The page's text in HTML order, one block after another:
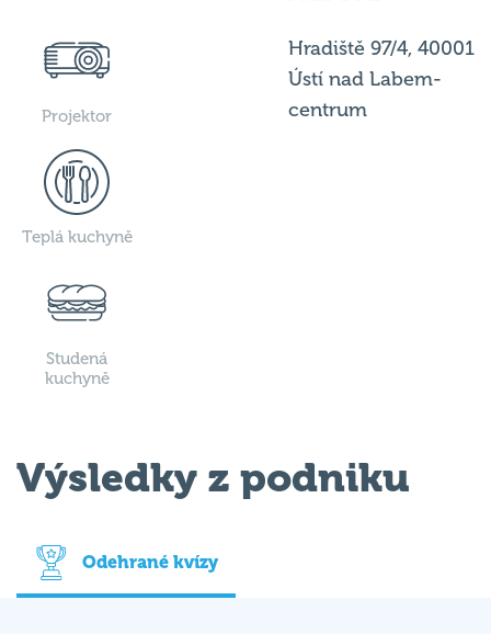
Projektor
Teplá kuchyně
Studená
kuchyně
Hradiště 97/4, 40001
Ústí nad Labem-
centrum
Výsledky z podniku
Odehrané kvízy